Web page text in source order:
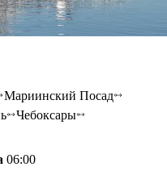
Мариинский Посад
Чебоксары
06:00